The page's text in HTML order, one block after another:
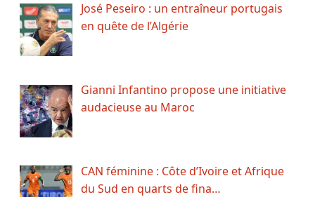
José Peseiro : un entraîneur portugais
en quête de l’Algérie
Gianni Infantino propose une initiative
audacieuse au Maroc
CAN féminine : Côte d’Ivoire et Afrique
du Sud en quarts de fina…